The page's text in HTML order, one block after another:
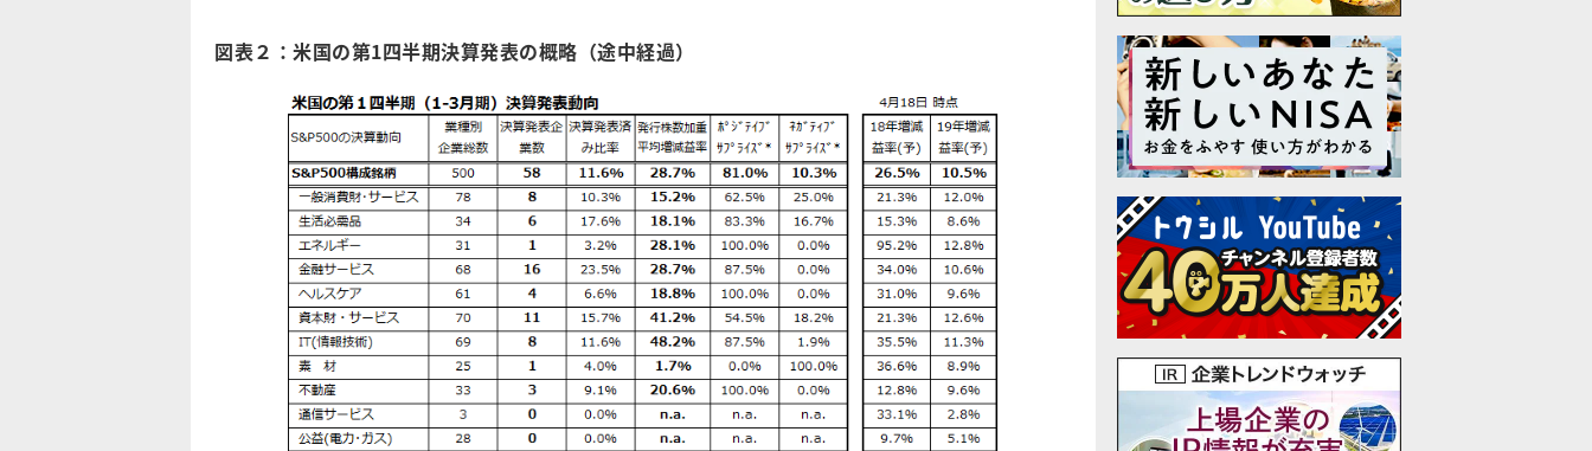
図表２：米国の第1四半期決算発表の概略（途中経過）